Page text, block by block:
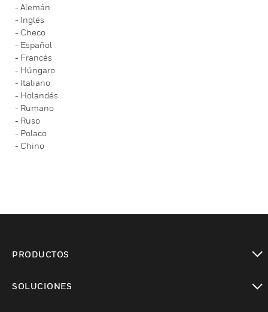
- Alemán
- Inglés
- Checo
- Español
- Francés
- Húngaro
- Italiano
- Holandés
- Rumano
- Ruso
- Polaco
- Chino
PRODUCTOS
SOLUCIONES